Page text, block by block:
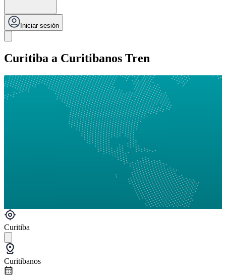
Iniciar sesión
Curitiba a Curitibanos Tren
Curitiba
Curitibanos